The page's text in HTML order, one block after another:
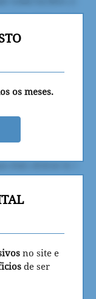
os meses.
no site e
de ser